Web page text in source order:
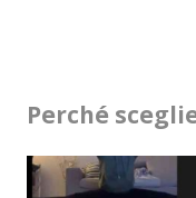
Perché